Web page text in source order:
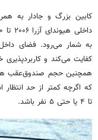
کابین بزرگ و جادار به
کفایت می‌کند و
که اگرچه کمتر از حد
تا ۴ یا حتی ۵ نفر باشد.